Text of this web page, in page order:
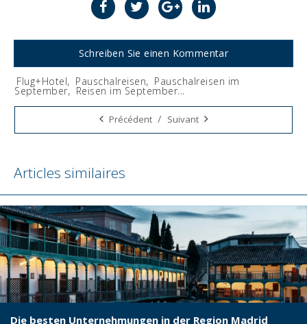
Schreiben Sie einen Kommentar
Tags:
Flug+Hotel, Pauschalreisen, Pauschalreisen im
September, Reisen im September...
Précédent / Suivant
Articles similaires
Die besten Unternehmungen in der Region Madrid